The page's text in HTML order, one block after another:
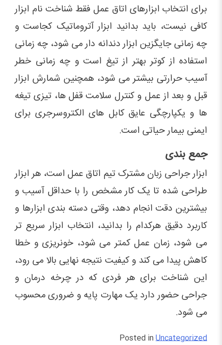
برای انتخاب ابزارهای اتاق عمل فقط شناخت نام ابزار
کافی نیست، باید بدانید ابزار آتروماتیک کجاست و
چه زمانی جایگزین ابزار دندانه دار می شود، چه زمانی
استفاده از کوتر بهتر از تیغ است و چه زمانی خطر
آسیب حرارتی بیشتر می شود، همچنین شمارش ابزار
قبل و بعد از عمل و کنترل سلامت قفل ها، تیزی تیغه
ها و یکپارچگی عایق کابل های الکتروسرجری برای
ایمنی بیمار حیاتی است.
جمع بندی
ابزار جراحی زبان مشترک تیم اتاق عمل است، هر ابزار
طراحی شده تا یک کار مشخص را با حداقل آسیب و
بیشترین دقت انجام دهد، وقتی دسته بندی ابزارها و
کاربرد دقیق هرکدام را بدانید، انتخاب ابزار سریع تر
می شود، زمان عمل کمتر می شود، خونریزی و خطا
کاهش پیدا می کند و کیفیت نتیجه نهایی بالا می رود،
این شناخت برای هر فردی که در چرخه درمان و
جراحی حضور دارد یک مهارت پایه و ضروری محسوب
می شود.
Posted in Uncategorized